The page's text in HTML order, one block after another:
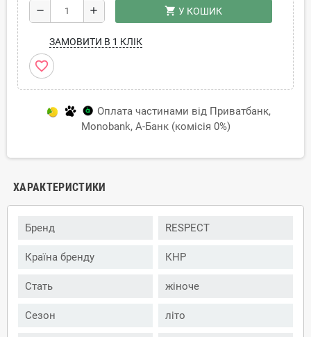
remove add shopping_cart У КОШИК
ЗАМОВИТИ В 1 КЛІК
favorite_border
Оплата частинами від Приватбанк,
Monobank, А-Банк (комісія 0%)
ХАРАКТЕРИСТИКИ
Бренд RESPECT
Країна бренду КНР
Стать жіноче
Сезон літо